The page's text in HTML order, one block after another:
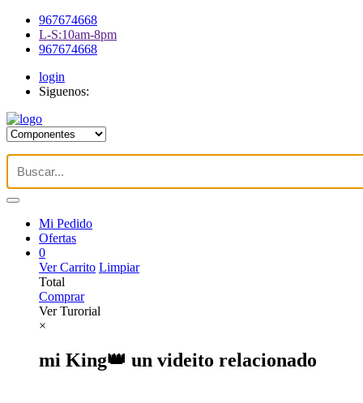
967674668
L-S:10am-8pm
967674668
login
Siguenos:
Mi Pedido
Ofertas
0
Ver Carrito Limpiar
Total
Comprar
Ver Turorial
×
mi King👑 un videito relacionado